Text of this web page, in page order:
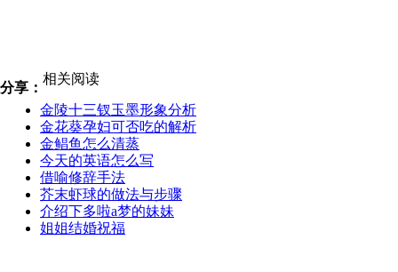
分享：
相关阅读
金陵十三钗玉墨形象分析
金花葵孕妇可否吃的解析
金鲳鱼怎么清蒸
今天的英语怎么写
借喻修辞手法
芥末虾球的做法与步骤
介绍下多啦a梦的妹妹
姐姐结婚祝福